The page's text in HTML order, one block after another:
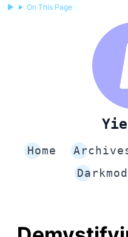
Home
On This Page